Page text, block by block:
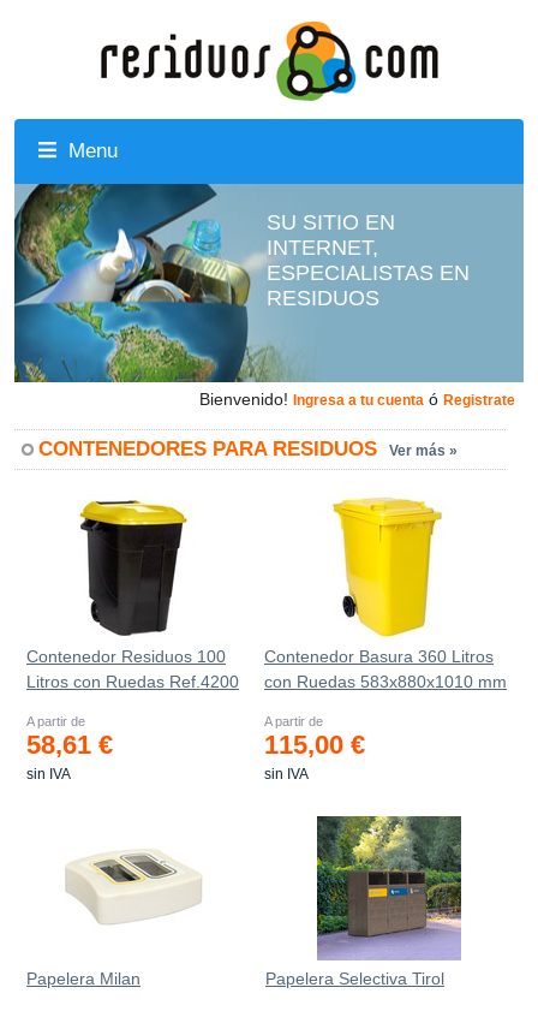
Menu
SU SITIO EN
INTERNET,
ESPECIALISTAS EN
RESIDUOS
Bienvenido! Ingresa a tu cuenta ó Registrate
CONTENEDORES PARA RESIDUOS Ver más »
Contenedor Residuos 100
Litros con Ruedas Ref.4200
A partir de
58,61 €
sin IVA
Contenedor Basura 360 Litros
con Ruedas 583x880x1010 mm
A partir de
115,00 €
sin IVA
Papelera Milan Papelera Selectiva Tirol